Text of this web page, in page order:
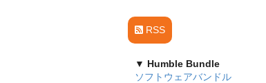
RSS
▼ Humble Bundle
ソフトウェアバンドル